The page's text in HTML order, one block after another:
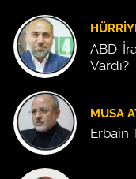
ABD-
Vardı?
MUSA
Erbain